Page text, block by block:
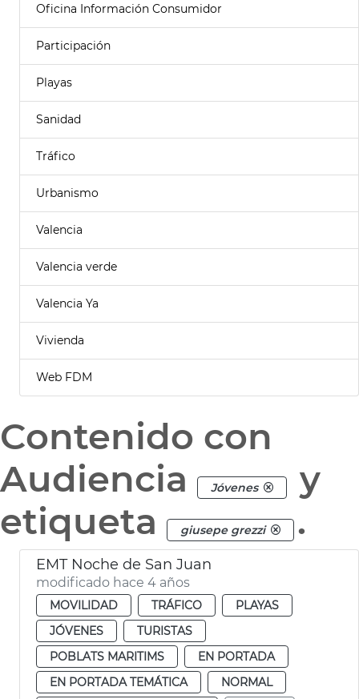
Oficina Información Consumidor
Participación
Playas
Sanidad
Tráfico
Urbanismo
Valencia
Valencia verde
Valencia Ya
Vivienda
Web FDM
Contenido con
Audiencia
Jóvenes
y
etiqueta
giusepe grezzi .
EMT Noche de San Juan
modificado hace 4 años
MOVILIDAD TRÁFICO
PLAYAS
JÓVENES
TURISTAS
POBLATS MARITIMS
EN PORTADA
EN PORTADA TEMÁTICA
NORMAL